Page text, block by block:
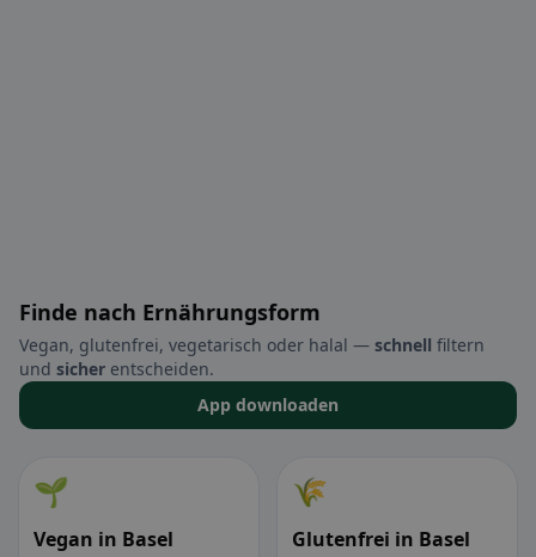
Finde nach Ernährungsform
Vegan, glutenfrei, vegetarisch oder halal — schnell filtern
und sicher entscheiden.
App downloaden
🌱
Vegan in Basel
🌾
Glutenfrei in Basel